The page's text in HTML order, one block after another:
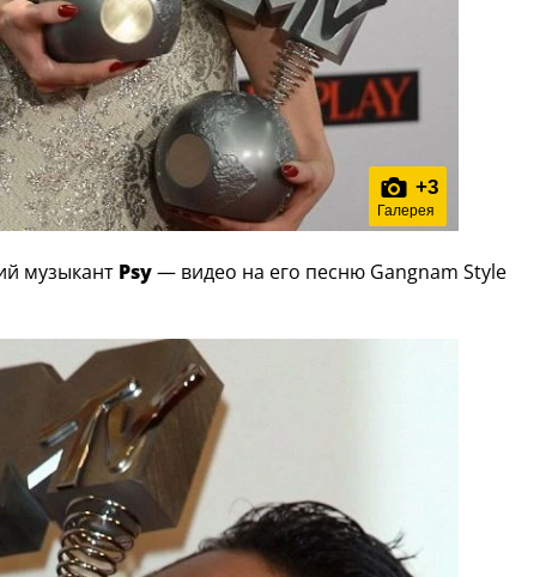
+3
Галерея
музыкант Psy— видео на его песню Gangnam Style